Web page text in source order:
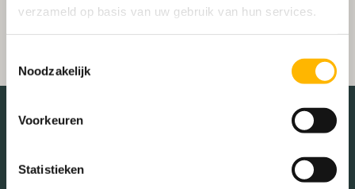
verzameld op basis van uw gebruik van hun services.
Noodzakelijk
Voorkeuren
Statistieken
Schaduwwijzer